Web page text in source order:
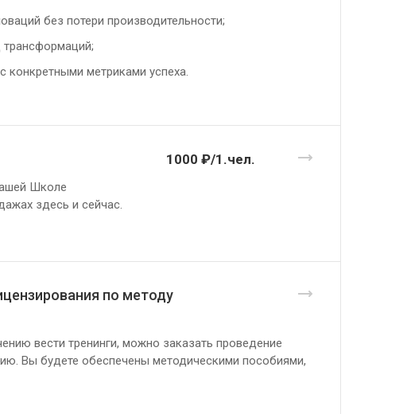
без потери производительности;
конкретными метриками успеха.
Школе
здесь и сейчас.
1000 ₽/1.чел.
по методу
вести тренинги, можно заказать проведение
Вы будете обеспечены методическими пособиями,